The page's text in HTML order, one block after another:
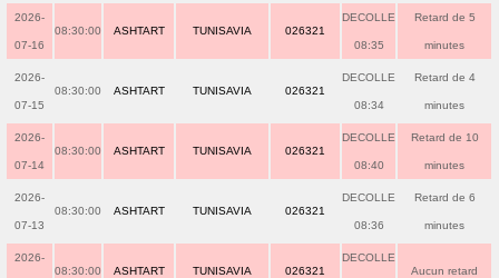
2026-
07-16
08:30:00 ASHTART TUNISAVIA 026321
DECOLLE
08:35
Retard de 5
minutes
2026-
07-15
08:30:00 ASHTART TUNISAVIA 026321
DECOLLE
08:34
Retard de 4
minutes
2026-
07-14
08:30:00 ASHTART TUNISAVIA 026321
DECOLLE
08:40
Retard de 10
minutes
2026-
07-13
08:30:00 ASHTART TUNISAVIA 026321
DECOLLE
08:36
Retard de 6
minutes
2026-
08:30:00 ASHTART TUNISAVIA 026321
DECOLLE
Aucun retard